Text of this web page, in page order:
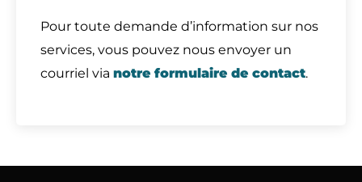
Pour toute demande d’information sur nos
services, vous pouvez nous envoyer un
courriel via notre formulaire de contact.